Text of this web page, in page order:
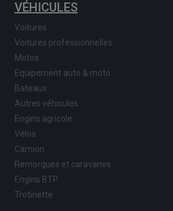
VÉHICULES
Voitures
Voitures professionnelles
Motos
Equipement auto & moto
Bateaux
Autres véhicules
Engins agricole
Vélos
Camion
Remorques et caravanes
Engins BTP
Trotinette